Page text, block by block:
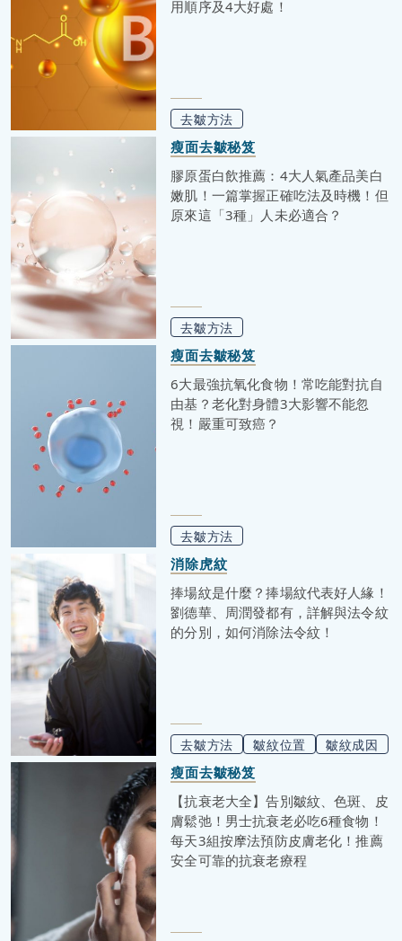
用順序及4大好處！
去皺方法
瘦面去皺秘笈
膠原蛋白飲推薦：4大人氣產品美白
嫩肌！一篇掌握正確吃法及時機！但
原來這「3種」人未必適合？
去皺方法
瘦面去皺秘笈
6大最強抗氧化食物！常吃能對抗自
由基？老化對身體3大影響不能忽
視！嚴重可致癌？
去皺方法
消除虎紋
捧場紋是什麼？捧場紋代表好人緣！
劉德華、周潤發都有，詳解與法令紋
的分別，如何消除法令紋！
去皺方法 皺紋位置 皺紋成因
瘦面去皺秘笈
【抗衰老大全】告別皺紋、色斑、皮
膚鬆弛！男士抗衰老必吃6種食物！
每天3組按摩法預防皮膚老化！推薦
安全可靠的抗衰老療程